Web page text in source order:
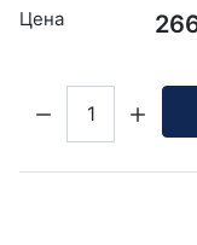
Цена